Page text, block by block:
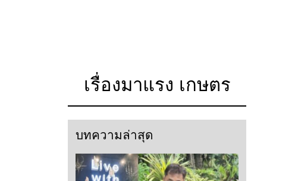
เรื่องมาแรง เกษตร
บทความล่าสุด